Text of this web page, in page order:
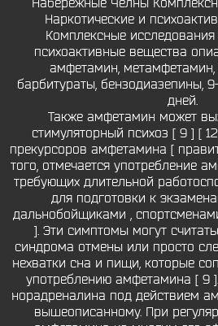
Набережные Челны
Наркотические и
Комплексные исследования
психоактивные вещества
амфетамин, метамфетамин,
барбитураты, бензодиазепины,
дней.
Также амфетамин может
стимуляторный психоз [ 9 ] [
прекурсоров амфетамина [
того, отмечается употребление
требующих длительной
для подготовки к
дальнобойщиками ,
]. Эти симптомы могут
синдрома отмены или просто
нехватки сна и пищи, которые
употреблению амфетамина [ 9
норадреналина под действием
вышеописанному. При